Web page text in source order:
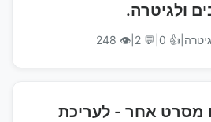
ולגיטרה.
👍 0
💬 2
👁 248
מסרט אחר - לעריכת